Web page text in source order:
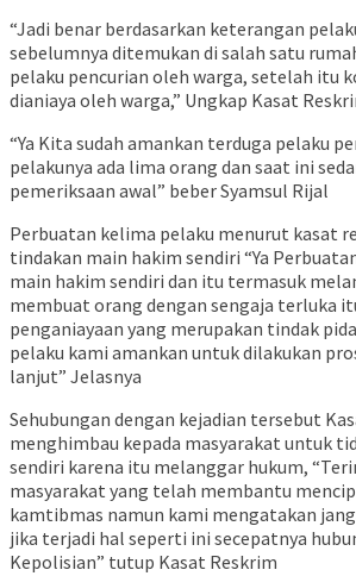
“Jadi benar berdasarkan keterangan
sebelumnya ditemukan di salah satu
pelaku pencurian oleh warga, setelah itu
dianiaya oleh warga,” Ungkap Kasat
“Ya Kita sudah amankan terduga pelaku
pelakunya ada lima orang dan saat ini
pemeriksaan awal” beber Syamsul Rijal
Perbuatan kelima pelaku menurut kasat
tindakan main hakim sendiri “Ya
main hakim sendiri dan itu termasuk
membuat orang dengan sengaja terluka
penganiayaan yang merupakan tindak
pelaku kami amankan untuk dilakukan
lanjut” Jelasnya
Sehubungan dengan kejadian tersebut
menghimbau kepada masyarakat untuk
sendiri karena itu melanggar hukum,
masyarakat yang telah membantu
kamtibmas namun kami mengatakan
jika terjadi hal seperti ini secepatnya
Kepolisian” tutup Kasat Reskrim